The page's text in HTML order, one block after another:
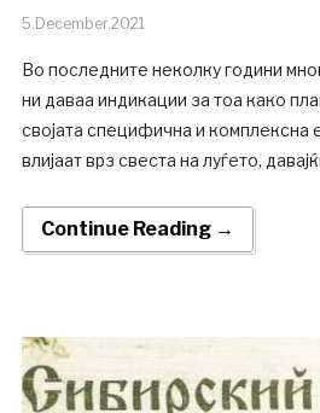
5.December.2021
Во последните неколку години
ни даваа индикации за тоа како
својата специфична и комплексна
влијаат врз свеста на луѓето,
Continue Reading →